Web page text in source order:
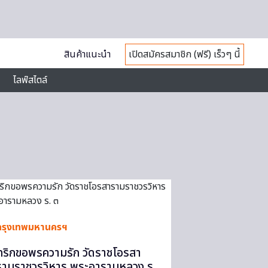
สินค้าแนะนำ
เปิดสมัครสมาชิก (ฟรี) เร็วๆ นี้
ไลฟ์สไตล์
งเทพมหานครฯ
ริกขอพรความรัก วัดราชโอรสา